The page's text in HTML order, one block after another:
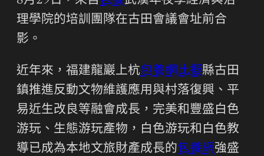
理學院的培訓團隊在古田會議會址前合
影。
近年來，福建龍巖上杭包養網比擬縣古田
鎮推進反動文物維護應用與村落復興、平
易近生改良等融會成長，完美和豐盛白色
游玩、生態游玩產物，白色游玩和白色教
導已成為本地文旅財產成長的包養網強盛